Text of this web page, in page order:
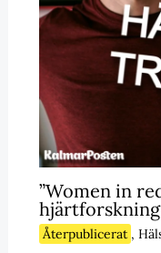
”Women in
hjärtforskning
Återpublicerat ,